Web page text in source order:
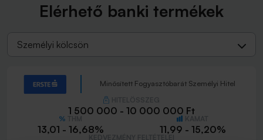
Elérhető banki termékek
Személyi kölcsön
Minősített Fogyasztóbarát Személyi Hitel
1 500 000 - 10 000 000 Ft
13,01 - 16,68% 11,99 - 15,20%